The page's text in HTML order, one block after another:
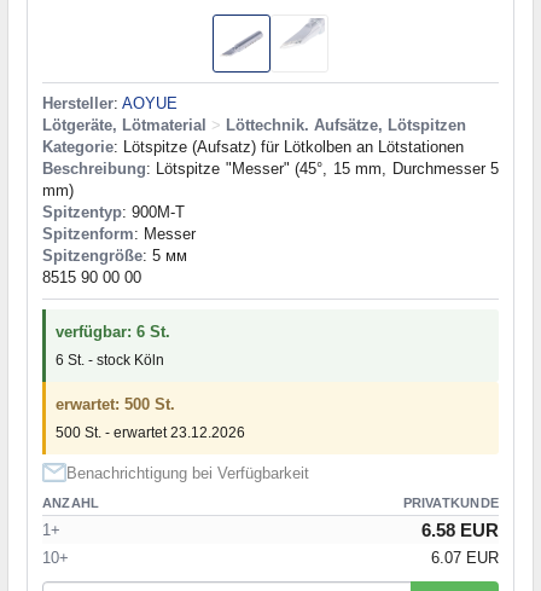
Hersteller: AOYUE
Lötgeräte, Lötmaterial > Löttechnik. Aufsätze, Lötspitzen
Kategorie: Lötspitze (Aufsatz) für Lötkolben an Lötstationen
Beschreibung: Lötspitze "Messer" (45°, 15 mm, Durchmesser 5
mm)
Spitzentyp: 900M-T
Spitzenform: Messer
Spitzengröße: 5 мм
8515 90 00 00
verfügbar: 6 St.
6 St. - stock Köln
erwartet: 500 St.
500 St. - erwartet 23.12.2026
Benachrichtigung bei Verfügbarkeit
ANZAHL PRIVATKUNDE
1+ 6.58 EUR
10+ 6.07 EUR